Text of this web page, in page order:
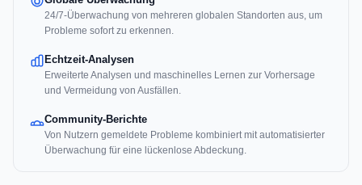
24/7-Überwachung von mehreren globalen Standorten aus, um
Probleme sofort zu erkennen.
Echtzeit-Analysen
Erweiterte Analysen und maschinelles Lernen zur Vorhersage
und Vermeidung von Ausfällen.
Community-Berichte
Von Nutzern gemeldete Probleme kombiniert mit automatisierter
Überwachung für eine lückenlose Abdeckung.